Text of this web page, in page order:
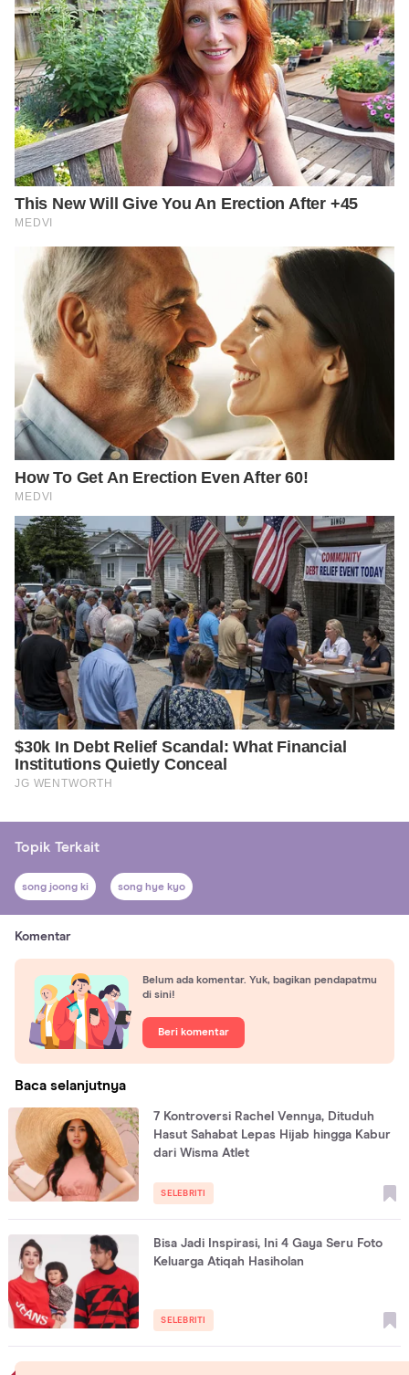
Topik Terkait
song joong ki song hye kyo
Komentar
Belum ada komentar. Yuk, bagikan pendapatmu
di sini!
Beri komentar
Baca selanjutnya
7 Kontroversi Rachel Vennya, Dituduh
Hasut Sahabat Lepas Hijab hingga Kabur
dari Wisma Atlet
SELEBRITI
Bisa Jadi Inspirasi, Ini 4 Gaya Seru Foto
Keluarga Atiqah Hasiholan
SELEBRITI